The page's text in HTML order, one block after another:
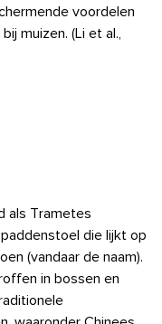
voordelen
muizen. (Li et al.,
als Trametes
die lijkt op
(vandaar de naam).
in bossen en